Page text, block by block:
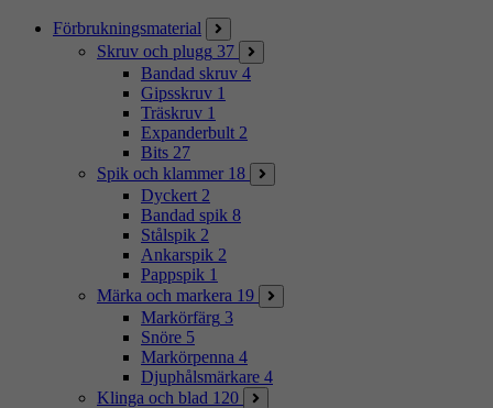
Förbrukningsmaterial
Skruv och plugg 37
Bandad skruv 4
Gipsskruv 1
Träskruv 1
Expanderbult 2
Bits 27
Spik och klammer 18
Dyckert 2
Bandad spik 8
Stålspik 2
Ankarspik 2
Pappspik 1
Märka och markera 19
Markörfärg 3
Snöre 5
Markörpenna 4
Djuphålsmärkare 4
Klinga och blad 120